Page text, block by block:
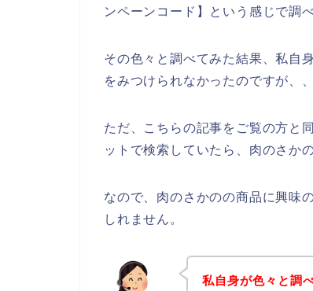
ンペーンコード】という感じで調
その色々と調べてみた結果、私自
をみつけられなかったのですが、、
ただ、こちらの記事をご覧の方と
ットで検索していたら、肉のさか
なので、肉のさかのの商品に興味
しれません。
私自身が色々と調